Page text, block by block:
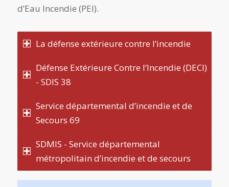
d’Eau Incendie (PEI).
La défense extérieure contre l’incendie
Défense Extérieure Contre l’Incendie (DECI)
- SDIS 38
Service départemental d’incendie et de
Secours 69
SDMIS - Service départemental
métropolitain d’incendie et de secours